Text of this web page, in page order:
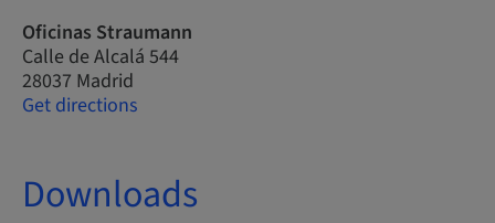
Oficinas Straumann
Calle de Alcalá 544
28037 Madrid
Get directions
Downloads